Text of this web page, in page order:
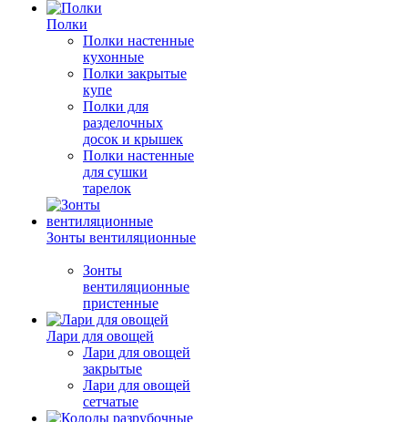
Полки
Полки настенные
кухонные
Полки закрытые
купе
Полки для
разделочных
досок и крышек
Полки настенные
для сушки
тарелок
Зонты вентиляционные
Зонты
вентиляционные
пристенные
Лари для овощей
Лари для овощей
закрытые
Лари для овощей
сетчатые